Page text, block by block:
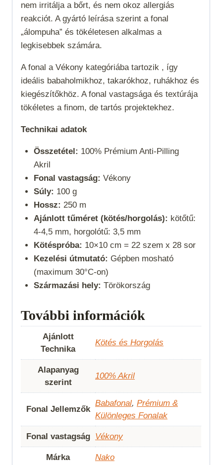
nem irritálja a bőrt, és nem okoz allergiás
reakciót. A gyártó leírása szerint a fonal
„álompuha” és tökéletesen alkalmas a
legkisebbek számára.
A fonal a Vékony kategóriába tartozik , így
ideális babaholmikhoz, takarókhoz, ruhákhoz és
kiegészítőkhöz. A fonal vastagsága és textúrája
tökéletes a finom, de tartós projektekhez.
Technikai adatok
Összetétel: 100% Prémium Anti-Pilling
Akril
Fonal vastagság: Vékony
Súly: 100 g
Hossz: 250 m
Ajánlott tűméret (kötés/horgolás): kötőtű:
4-4,5 mm, horgolótű: 3,5 mm
Kötéspróba: 10×10 cm = 22 szem x 28 sor
Kezelési útmutató: Gépben mosható
(maximum 30°C-on)
Származási hely: Törökország
További információk
Ajánlott
Technika
Kötés és Horgolás
Alapanyag
szerint
100% Akril
Fonal Jellemzők
Babafonal, Prémium &
Különleges Fonalak
Fonal vastagság Vékony
Márka Nako